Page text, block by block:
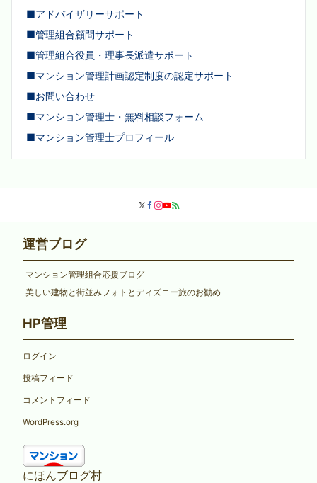
■アドバイザリーサポート
■管理組合顧問サポート
■管理組合役員・理事長派遣サポート
■マンション管理計画認定制度の認定サポート
■お問い合わせ
■マンション管理士・無料相談フォーム
■マンション管理士プロフィール
運営ブログ
マンション管理組合応援ブログ
美しい建物と街並みフォトとディズニー旅のお勧め
HP管理
ログイン
投稿フィード
コメントフィード
WordPress.org
にほんブログ村